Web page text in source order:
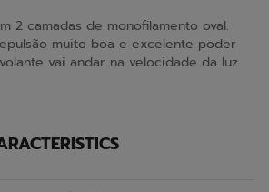
2 camadas de monofilamento oval.
muito boa e excelente poder
vai andar na velocidade da luz